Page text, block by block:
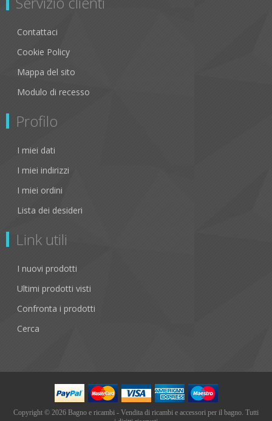
Contattaci
Cookie Policy
Mappa del sito
Modulo di recesso
Profilo
I miei dati
I miei indirizzi
I miei ordini
Lista dei desideri
Link utili
I nuovi prodotti
Ultimi prodotti visti
Confronta i prodotti
Cerca
Copyright © 2026 Bagno e ricambi - Vendita di ricambi e accessori per il bagno. Tutti